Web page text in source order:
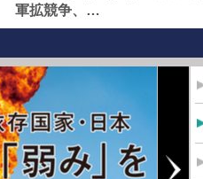
軍拡競争、…